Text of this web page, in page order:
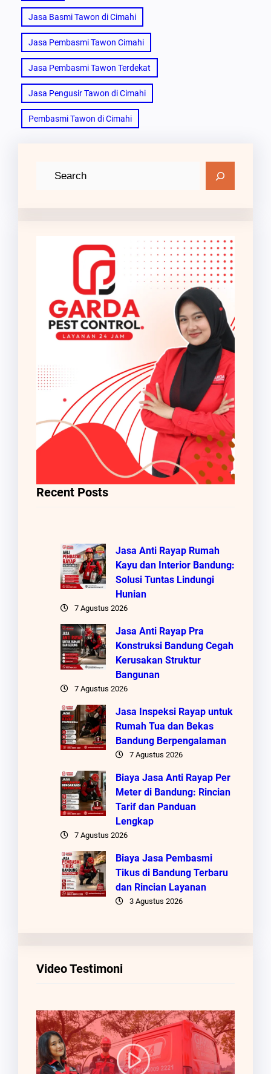
Jasa Basmi Tawon di Cimahi
Jasa Pembasmi Tawon Cimahi
Jasa Pembasmi Tawon Terdekat
Jasa Pengusir Tawon di Cimahi
Pembasmi Tawon di Cimahi
Recent Posts
Jasa Anti Rayap Rumah
Kayu dan Interior Bandung:
Solusi Tuntas Lindungi
Hunian
7 Agustus 2026
Jasa Anti Rayap Pra
Konstruksi Bandung Cegah
Kerusakan Struktur
Bangunan
7 Agustus 2026
Jasa Inspeksi Rayap untuk
Rumah Tua dan Bekas
Bandung Berpengalaman
7 Agustus 2026
Biaya Jasa Anti Rayap Per
Meter di Bandung: Rincian
Tarif dan Panduan
Lengkap
7 Agustus 2026
Biaya Jasa Pembasmi
Tikus di Bandung Terbaru
dan Rincian Layanan
3 Agustus 2026
Video Testimoni